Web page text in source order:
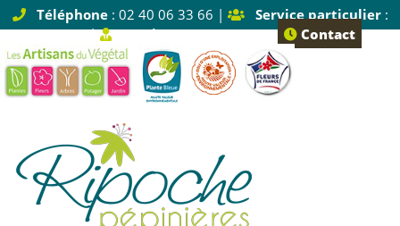
Téléphone: 02 40 06 33 66 | Service particulier:
Tapez 1 |
Service pro: Tapez 2 Contact